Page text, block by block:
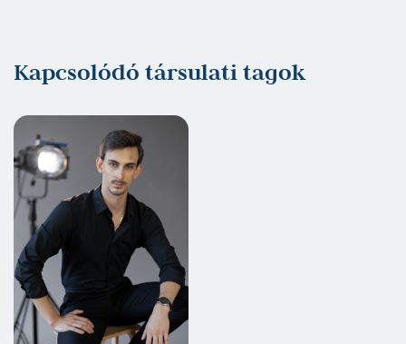
Kapcsolódó társulati tagok